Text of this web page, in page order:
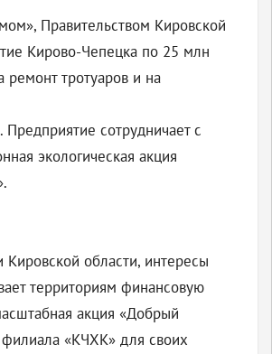
Правительством Кировской
Кирово-Чепецка по 25 млн
тротуаров и на
сотрудничает с
экологическая акция
области, интересы
территориям финансовую
акция «Добрый
«КЧХК» для своих